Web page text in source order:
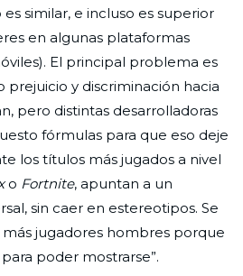
similar, e incluso es superior
en algunas plataformas
El principal problema es
prejuicio y discriminación hacia
pero distintas desarrolladoras
fórmulas para que eso deje
los títulos más jugados a nivel
o Fortnite, apuntan a un
sin caer en estereotipos. Se
jugadores hombres porque
poder mostrarse”.